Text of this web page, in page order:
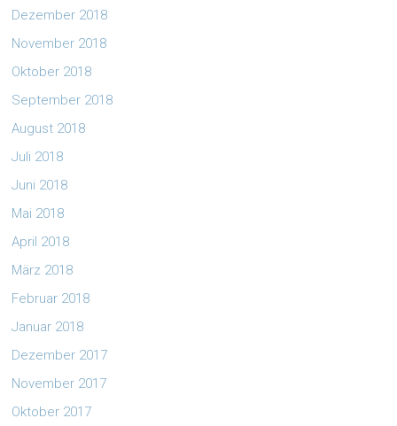
Dezember 2018
November 2018
Oktober 2018
September 2018
August 2018
Juli 2018
Juni 2018
Mai 2018
April 2018
März 2018
Februar 2018
Januar 2018
Dezember 2017
November 2017
Oktober 2017